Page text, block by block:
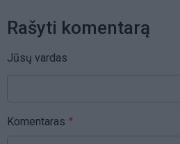
Rašyti komentarą
Jūsų vardas
Komentaras